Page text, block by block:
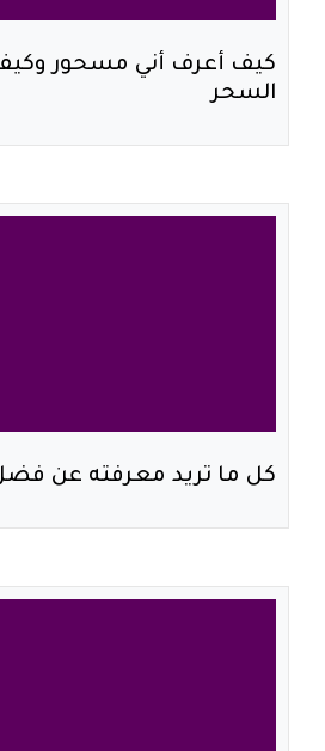
كيف أعرف أني مسحور
السحر
كل ما تريد معرفته عن